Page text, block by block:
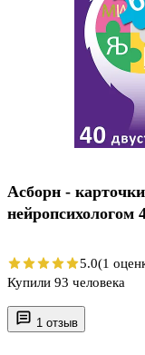
1 отзыв
Асборн -
нейропсихологом
5.0(1
Купили 93 человека